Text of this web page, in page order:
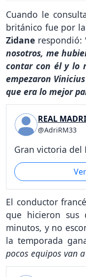
Cuando le
británico fue por
Zidane respondió:
nosotros, me
contar con él y lo
empezaron
que era lo mejor
REAL
@AdriRM33
Gran victoria del
El conductor
que hicieron sus
minutos, y no
la temporada
pocos equipos van